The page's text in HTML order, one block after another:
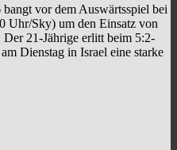
vor dem Auswärtsspiel bei
Uhr/Sky) um den Einsatz von
21-Jährige erlitt beim 5:2-
Dienstag in Israel eine starke